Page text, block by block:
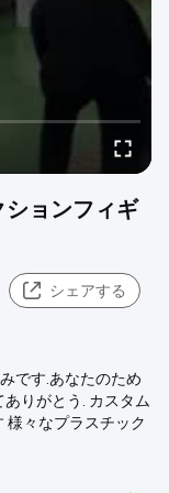
ョンフィギ
シェアする
です.あなたのため
りがとう. カスタム
様々なプラスチック